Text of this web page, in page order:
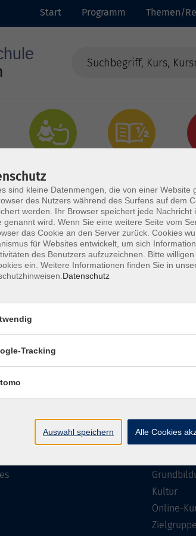
Start Programm Themen/
Reihen
Kultur
Online-
sind kleine Datenmengen, die von einer Website
des Nutzers während des Surfens auf dem
werden. Ihr Browser speichert jede Nachricht
genannt wird. Wenn Sie eine weitere Seite vom
das Cookie an den Server zurück. Cookies
für Websites entwickelt, um sich
des Benutzers aufzuzeichnen. Bitte
ein. Weitere Informationen finden Sie in
Datenschutz
Tracking
Auswahl speichern Alle Cookies